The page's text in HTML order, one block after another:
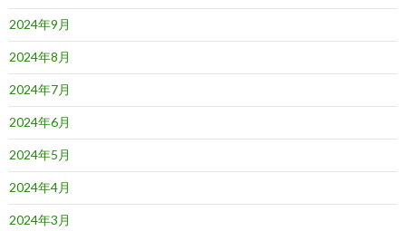
2024年9月
2024年8月
2024年7月
2024年6月
2024年5月
2024年4月
2024年3月